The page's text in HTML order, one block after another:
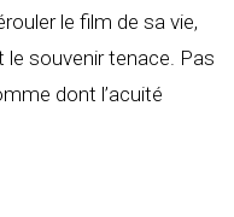
le film de sa vie,
le souvenir tenace. Pas
dont l’acuité